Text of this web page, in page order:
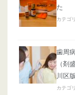
た
カテゴ
歯周
（剤
川区
カテゴ